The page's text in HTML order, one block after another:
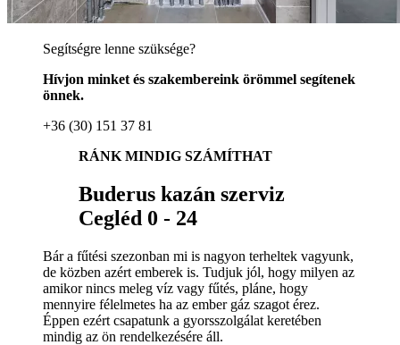
Segítségre lenne szüksége?
Hívjon minket és szakembereink örömmel segítenek
önnek.
+36 (30) 151 37 81
RÁNK MINDIG SZÁMÍTHAT
Buderus kazán szerviz
Cegléd 0 - 24
Bár a fűtési szezonban mi is nagyon terheltek vagyunk,
de közben azért emberek is. Tudjuk jól, hogy milyen az
amikor nincs meleg víz vagy fűtés, pláne, hogy
mennyire félelmetes ha az ember gáz szagot érez.
Éppen ezért csapatunk a gyorsszolgálat keretében
mindig az ön rendelkezésére áll.